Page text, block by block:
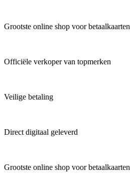
Grootste online shop voor betaalkaarten
Officiële verkoper van topmerken
Veilige betaling
Direct digitaal geleverd
Grootste online shop voor betaalkaarten